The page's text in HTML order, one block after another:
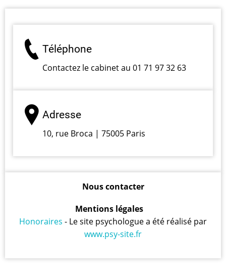
Téléphone
Contactez le cabinet au 01 71 97 32 63
Adresse
10, rue Broca | 75005 Paris
Nous contacter
Mentions légales
Honoraires - Le site psychologue a été réalisé par
www.psy-site.fr